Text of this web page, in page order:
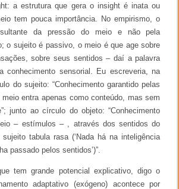
a estrutura que gera o insight é inata ou
tem pouca importância. No empirismo, o
da pressão do meio e não pela
o sujeito é passivo, o meio é que age sobre
sobre seus sentidos – daí a palavra
conhecimento sensorial. Eu escreveria, na
do sujeito: “Conhecimento garantido pelas
entra apenas como conteúdo, mas sem
junto ao círculo do objeto: “Conhecimento
– estímulos – , através dos sentidos do
tabula rasa (‘Nada há na inteligência
passado pelos sentidos’)”.
tem grande potencial explicativo, digo o
adaptativo (exógeno) acontece por